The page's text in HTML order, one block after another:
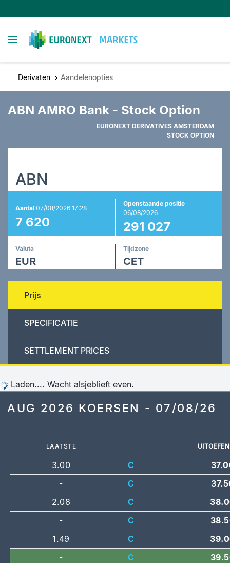
en
deToggle navigation
Derivaten Aandelenopties
ABN AMRO Bank - Stock Option
EURONEXT DERIVATIVES AMSTERDAM
STOCK OPTION
ABN
Aantal 07/08/2026 17:28
7 620
Openstaande positie
06/08/2026
291 027
Valuta
EUR
Tijdzone
CET
Prijs
SPECIFICATIE
SETTLEMENT PRICES
Laden.... Wacht alsjeblieft even.
AUG 2026 KOERSEN - 07/08/26
LAATSTE
3.00 C
-
C
2.08
C
-
C
1.49
C
-
C